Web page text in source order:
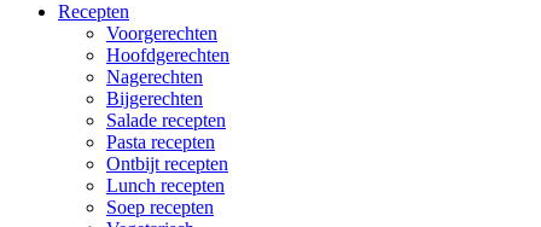
Recepten
Voorgerechten
Hoofdgerechten
Nagerechten
Bijgerechten
Salade recepten
Pasta recepten
Ontbijt recepten
Lunch recepten
Soep recepten